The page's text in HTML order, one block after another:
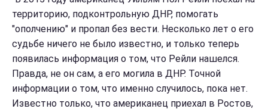
территорию, подконтрольную ДНР, помогать
"ополчению" и пропал без вести. Несколько лет о его
судьбе ничего не было известно, и только теперь
появилась информация о том, что Рейли нашелся.
Правда, не он сам, а его могила в ДНР. Точной
информации о том, что именно случилось, пока нет.
Известно только, что американец приехал в Ростов,